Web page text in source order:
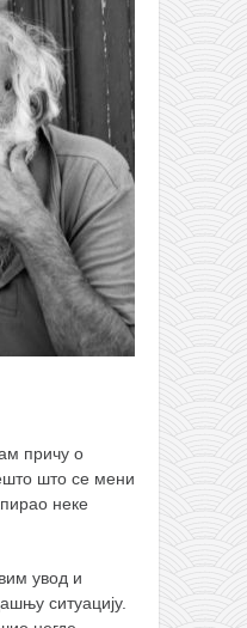
причу о
што се мени
неке
увод и
ситуацију.